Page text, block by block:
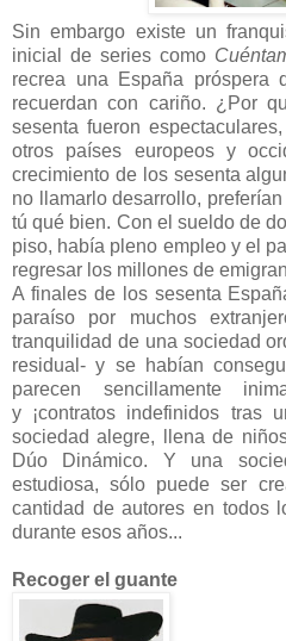
Sin embargo existe un
inicial de series como
recrea una España próspera
recuerdan con cariño. ¿Por
sesenta fueron
otros países europeos y
crecimiento de los sesenta
no llamarlo desarrollo,
tú qué bien. Con el sueldo de
piso, había pleno empleo y el
regresar los millones de
A finales de los sesenta
paraíso por muchos
tranquilidad de una sociedad
residual- y se habían
parecen sencillamente
y ¡contratos indefinidos tras
sociedad alegre, llena de
Dúo Dinámico. Y una
estudiosa, sólo puede ser
cantidad de autores en todos
durante esos años...
Recoger el guante